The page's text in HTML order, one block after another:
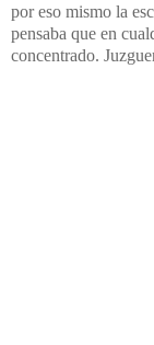
por eso mismo la
pensaba que en
concentrado.